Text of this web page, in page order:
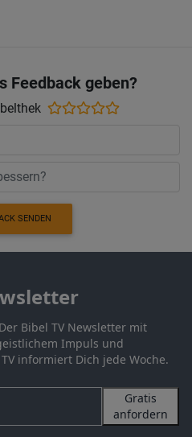
Feedback geben?
SENDEN
Bibel TV Newsletter mit
Impuls und
informiert Dich jede Woche.
Gratis
anfordern